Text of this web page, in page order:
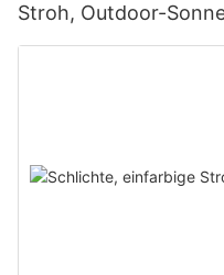
Stroh, Outdoor-
verstellbarem Riemen